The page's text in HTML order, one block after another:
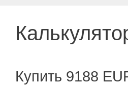
Купить 9188